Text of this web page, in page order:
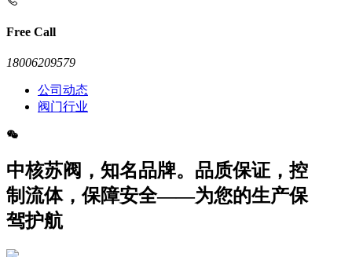
Free Call
18006209579
公司动态
阀门行业
中核苏阀，知名品牌。品质保证，控
制流体，保障安全——为您的生产保
驾护航